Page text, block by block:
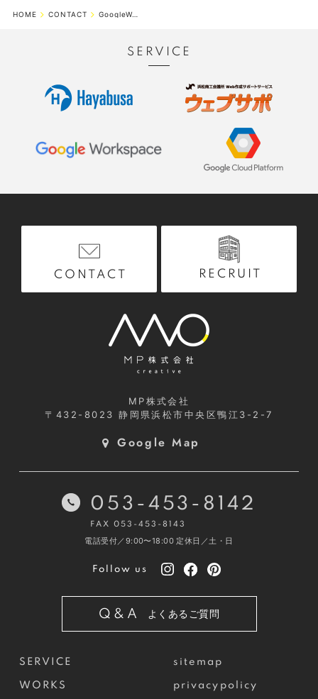
ブラウザとウェブサーバの間でやり取りされる情報の漏洩を防ぐ
されますのでセキュリティが向上します。
HOME CONTACT GoogleWorkspaceお問い合せ
SERVICE
CONTACT RECRUIT
MP株式会社
〒432-8023静岡県浜松市中央区鴨江3-2-7
Google Map
SERVICE
WORKS
sitemap
privacypolicy
053-453-8142
FAX 053-453-8143
電話受付／9:00〜18:00 定休日／土・日
Follow us
Q&A よくあるご質問